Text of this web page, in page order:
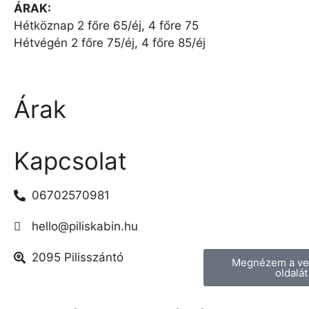
ÁRAK:
Hétköznap 2 főre 65/éj, 4 főre 75
Hétvégén 2 főre 75/éj, 4 főre 85/éj
Árak
Kapcsolat
06702570981
hello@piliskabin.hu
2095 Pilisszántó Megnézem a
oldalát